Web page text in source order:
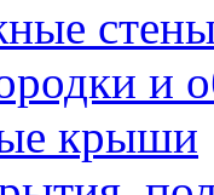
и
крыши